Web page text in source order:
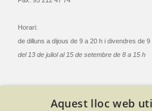
Horari:
de dilluns a dijous de 9 a 20 h i divendres de 9
del 13 de juliol al 15 de setembre de 8 a 15 h
Aquest lloc web